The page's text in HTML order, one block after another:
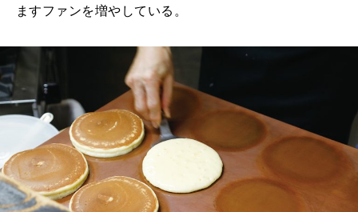
ますファンを増やしている。